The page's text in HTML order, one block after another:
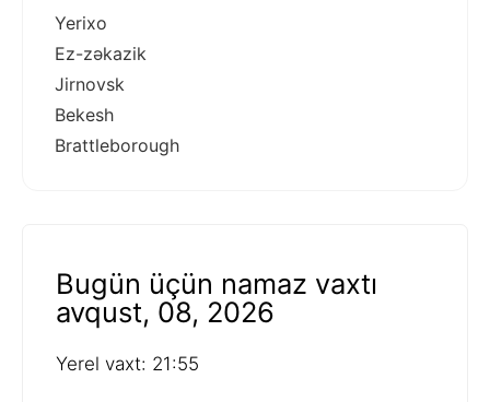
Yerixo
Ez-zəkazik
Jirnovsk
Bekesh
Brattleborough
Bugün üçün namaz vaxtı
avqust, 08, 2026
Yerel vaxt: 21:55